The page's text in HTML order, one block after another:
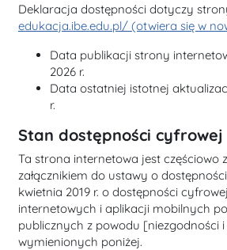
Deklaracja dostępności dotyczy
edukacja.ibe.edu.pl/ (otwiera się w
Data publikacji strony
2026 r.
Data ostatniej istotnej
r.
Stan dostępności cyfrowej
Ta strona internetowa jest częściowo
załącznikiem do ustawy o
kwietnia 2019 r. o dostępności
internetowych i aplikacji mobilnych
publicznych z powodu [niezgodności i
wymienionych poniżej.